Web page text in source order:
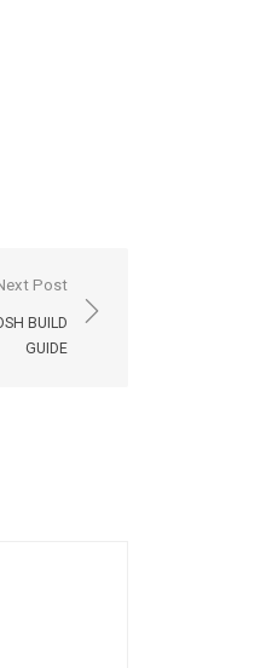
Post
BUILD
GUIDE